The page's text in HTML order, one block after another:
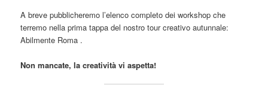
A breve pubblicheremo l’elenco completo dei workshop che
terremo nella prima tappa del nostro tour creativo autunnale:
Abilmente Roma .
Non mancate, la creatività vi aspetta!